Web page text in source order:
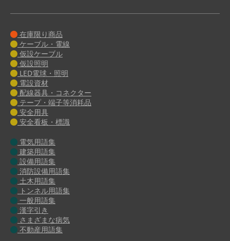
在庫限り商品
ケーブル・電線
仮設ケーブル
仮設照明
LED電球・照明
電設資材
配線器具・コネクター
テープ・端子等消耗品
安全用具
安全看板・標識
電気用語集
建築用語集
設備用語集
消防設備用語集
土木用語集
トンネル用語集
一般用語集
漢字引き
さまざまな病気
不動産用語集